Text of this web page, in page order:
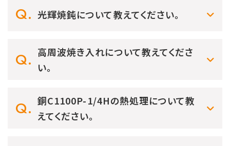
光輝焼鈍について教えてください。
高周波焼き入れについて教えてくださ
い。
銅C1100P-1/4Hの熱処理について教
えてください。